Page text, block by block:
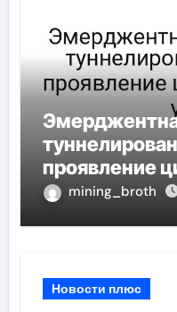
проявление
учётаmining_broth
Новости плюс